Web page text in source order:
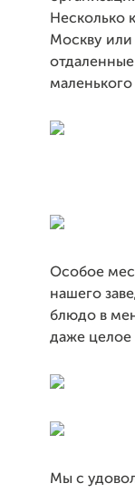
Несколько
Москву
Особое
нашего
блюдо в
даже
Мы с